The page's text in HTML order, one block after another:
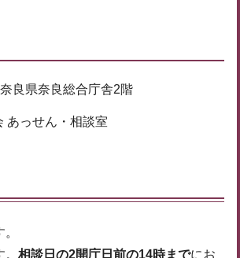
良県奈良総合庁舎2階
あっせん・相談室
相談日の2開庁日前の14時までにお